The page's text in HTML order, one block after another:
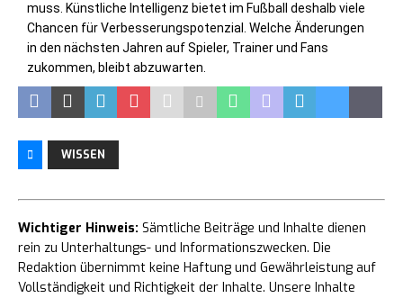
muss. Künstliche Intelligenz bietet im Fußball deshalb viele
Chancen für Verbesserungspotenzial. Welche Änderungen
in den nächsten Jahren auf Spieler, Trainer und Fans
zukommen, bleibt abzuwarten.
WISSEN
Wichtiger Hinweis: Sämtliche Beiträge und Inhalte dienen
rein zu Unterhaltungs- und Informationszwecken. Die
Redaktion übernimmt keine Haftung und Gewährleistung auf
Vollständigkeit und Richtigkeit der Inhalte. Unsere Inhalte